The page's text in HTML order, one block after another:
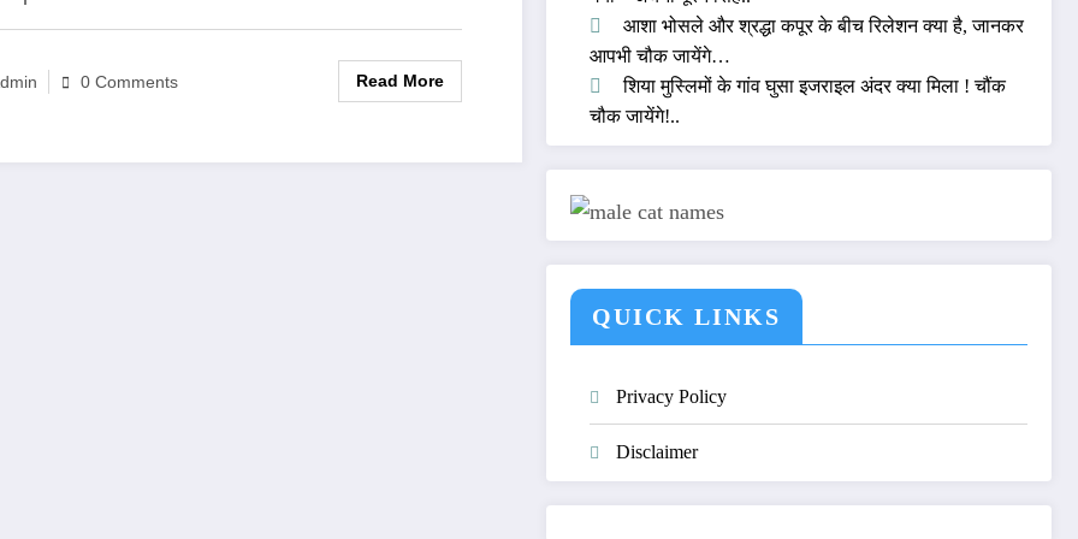
0 Comments Read More
आशा भोसले और श्रद्धा कपूर के बीच रिलेशन क्या है, जानकर
आपभी चौक जायेंगे…
शिया मुस्लिमों के गांव घुसा इजराइल अंदर क्या मिला ! चौंक
चौक जायेंगे!..
QUICK LINKS
Privacy Policy
Disclaimer